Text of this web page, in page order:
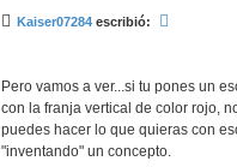
Kaiser07284 escribió:
Pero vamos a ver...si tu pones un
con la franja vertical de color rojo,
puedes hacer lo que quieras con
"inventando" un concepto.